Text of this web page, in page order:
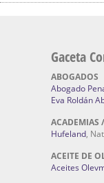
Gaceta
ABOGADOS
Abogado
Eva Roldán
ACADEMIAS
Hufeland,
ACEITE DE
Aceites